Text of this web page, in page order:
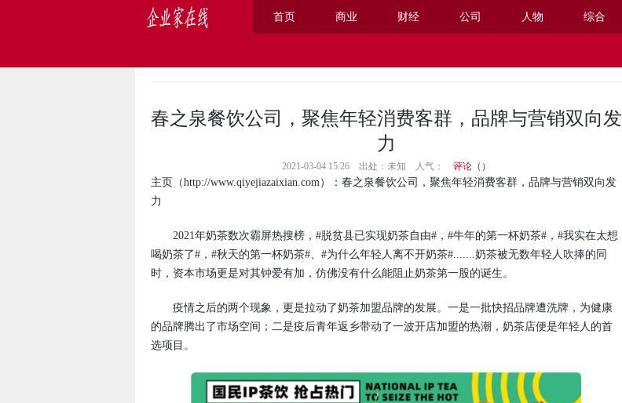
首页 商业 财经 公司 人物 综合
春之泉餐饮公司，聚焦年轻消费客群，品牌与营销双向发
力
2021-03-04 15:26 出处：未知 人气： 评论（ ）
主页 （http://www.qiyejiazaixian.com）：春之泉餐饮公司，聚焦年轻消费客群，品牌与营销双向发
力
2021年奶茶数次霸屏热搜榜，#脱贫县已实现奶茶自由#，#牛年的第一杯奶茶#，#我实在太想
喝奶茶了#，#秋天的第一杯奶茶#、#为什么年轻人离不开奶茶#.......奶茶被无数年轻人吹捧的同
时，资本市场更是对其钟爱有加，仿佛没有什么能阻止奶茶第一股的诞生。
疫情之后的两个现象，更是拉动了奶茶加盟品牌的发展。一是一批快招品牌遭洗牌，为健康
的品牌腾出了市场空间；二是疫后青年返乡带动了一波开店加盟的热潮，奶茶店便是年轻人的首
选项目。